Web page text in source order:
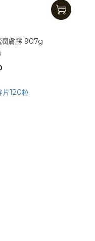
潤膚露 907g